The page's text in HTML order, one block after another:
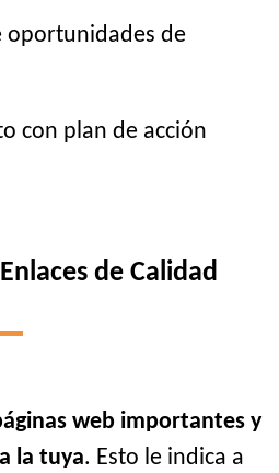
oportunidades de
con plan de acción
de Calidad
web importantes y
la tuya. Esto le indica a